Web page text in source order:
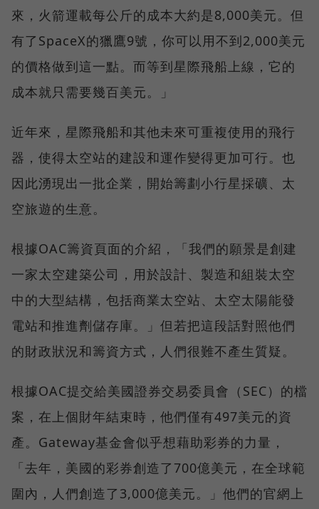
來，火箭運載每公斤的成本大約是8,000美元。但
有了SpaceX的獵鷹9號，你可以用不到2,000美元
的價格做到這一點。而等到星際飛船上線，它的
成本就只需要幾百美元。」
近年來，星際飛船和其他未來可重複使用的飛行
器，使得太空站的建設和運作變得更加可行。也
因此湧現出一批企業，開始籌劃小行星採礦、太
空旅遊的生意。
根據OAC籌資頁面的介紹，「我們的願景是創建
一家太空建築公司，用於設計、製造和組裝太空
中的大型結構，包括商業太空站、太空太陽能發
電站和推進劑儲存庫。」但若把這段話對照他們
的財政狀況和籌資方式，人們很難不產生質疑。
根據OAC提交給美國證券交易委員會（SEC）的檔
案，在上個財年結束時，他們僅有497美元的資
產。Gateway基金會似乎想藉助彩券的力量，
「去年，美國的彩券創造了700億美元，在全球範
圍內，人們創造了3,000億美元。」他們的官網上